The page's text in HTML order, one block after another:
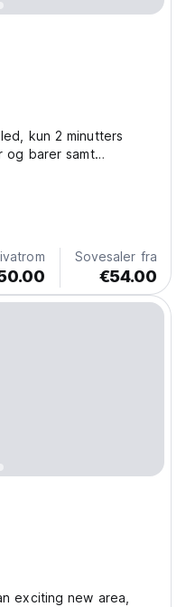
kun 2 minutters
og barer samt
Sovesaler fra
€54.00
exciting new area,